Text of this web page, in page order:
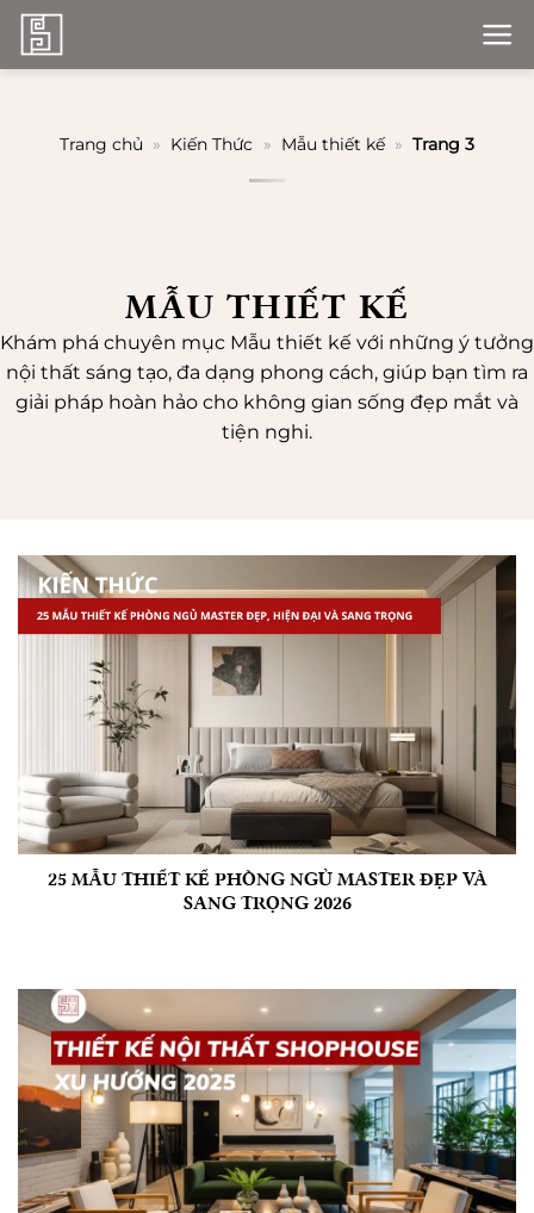
Bỏ
qua
nội
Trang chủ » Kiến Thức » Mẫu thiết kế » Trang 3
MẪU THIẾT KẾ
Khám phá chuyên mục Mẫu thiết kế với những ý tưởng
nội thất sáng tạo, đa dạng phong cách, giúp bạn tìm ra
giải pháp hoàn hảo cho không gian sống đẹp mắt và
tiện nghi.
25 MẪU THIẾT KẾ PHÒNG NGỦ MASTER ĐẸP VÀ
SANG TRỌNG 2026